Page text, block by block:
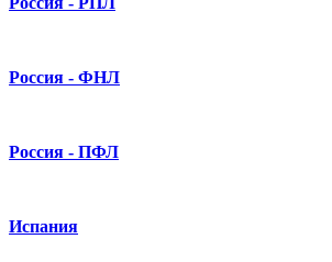
Россия - ФНЛ
Россия - ПФЛ
Испания